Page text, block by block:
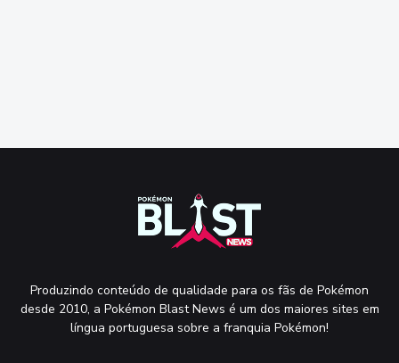
Produzindo conteúdo de qualidade para os fãs de Pokémon
desde 2010, a Pokémon Blast News é um dos maiores sites em
língua portuguesa sobre a franquia Pokémon!